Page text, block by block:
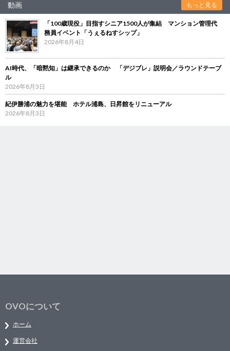
動画 もっと見る
「100歳現役」目指すシニア1500人が集結 マンション管理代
務員イベント「うぇるねすシップ」
2026年8月4日
AI時代、「暗黙知」は継承できるのか 「デジブレ」説明会／ラウンドテーブ
ル
2026年8月3日
紀伊勝浦の魅力を堪能 ホテル浦島、日昇館をリニューアル
2026年8月3日
OVOについて
ホーム
運営会社